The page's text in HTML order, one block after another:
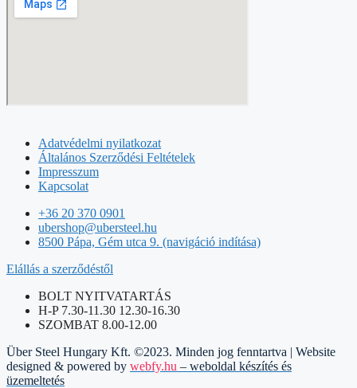
Adatvédelmi nyilatkozat
Általános Szerződési Feltételek
Impresszum
Kapcsolat
+36 20 370 0901
ubershop@ubersteel.hu
8500 Pápa, Gém utca 9. (navigáció indítása)
Elállás a szerződéstől
BOLT NYITVATARTÁS
H-P 7.30-11.30 12.30-16.30
SZOMBAT 8.00-12.00
Über Steel Hungary Kft. ©2023. Minden jog fenntartva | Website
designed & powered by webfy.hu – weboldal készítés és
üzemeltetés